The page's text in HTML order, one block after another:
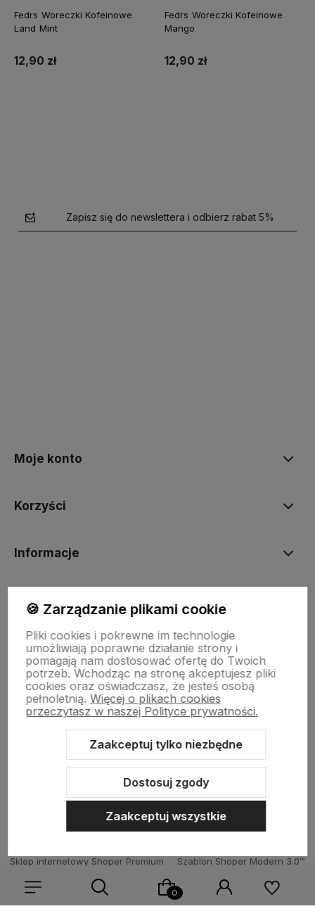
Fedrs Woreczki Kofeinowe
Land Mint
12,90 zł
Fedrs Woreczki Kofeinowe
Mango
12,90 zł
Zapisz się do newslettera i odbierz rabat 5%
Moje konto
Korzyści
Informacje
BORN2VAPE.PL
Born To Vape|| Różana 2, 21-025 Niemce woj. lubelskie
NIP: 7141861133 || E:kontakt@born2vape.plT:665 744 477
by szoperski.pl
Sklep internetowy Shoper Premium
Szablon Shoper Modern 3.0™
🍪 Zarządzanie plikami cookie
Pliki cookies i pokrewne im technologie
umożliwiają poprawne działanie strony i
pomagają nam dostosować ofertę do Twoich
potrzeb. Wchodząc na stronę akceptujesz pliki
cookies oraz oświadczasz, że jesteś osobą
pełnoletnią. Więcej o plikach cookies
przeczytasz w naszej Polityce prywatności.
Zaakceptuj tylko niezbędne
Dostosuj zgody
Zaakceptuj wszystkie